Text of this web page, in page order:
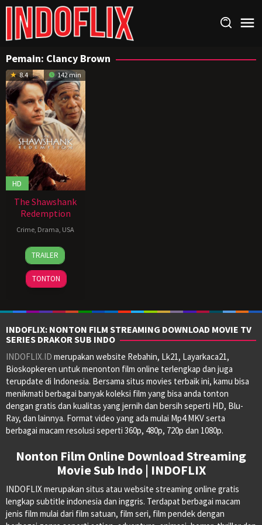
Loncat
konten
Pemain: Clancy Brown
8.4 142 min
HD
The Shawshank
Redemption
Crime Drama USA
10
Sep
1994
Frank
Darabont
Jesse
V.
John
Woodward,
Schellenberg
TRAILER
TONTON
INDOFLIX: NONTON FILM STREAMING DOWNLOAD MOVIE TV
SERIES DRAKOR SUB INDO
INDOFLIX.ID merupakan website Rebahin, Lk21, Layarkaca21,
Bioskopkeren untuk menonton film online terlengkap dan juga
terupdate di Indonesia. Bersama situs movies terbaik ini, kamu bisa
menikmati berbagai banyak koleksi film yang bisa anda tonton
dengan gratis dan kualitas yang jernih dan bersih seperti HD, Blu-
Ray, dan lainnya. Format video yang ada mulai Mp4 MKV serta
berbagai macam resolusi seperti 360p, 480p, 720p dan 1080p.
Nonton Film Online Download Streaming
Movie Sub Indo | INDOFLIX
INDOFLIX merupakan situs atau website streaming online gratis
lengkap subtitle indonesia dan inggris. Terdapat berbagai macam
jenis film mulai dari film satuan, film seri, film pendek dengan